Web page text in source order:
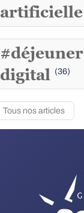
artificielle
#déjeuner
digital (36)
Tous nos articles